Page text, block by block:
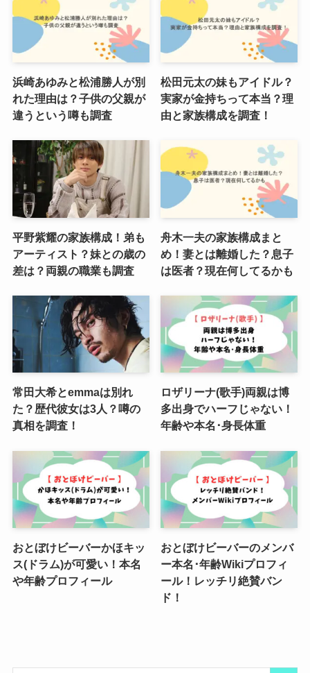
浜崎あゆみと松浦勝人が別
れた理由は？子供の父親が
違うという噂も調査
松田元太の妹もアイドル？
実家が金持ちって本当？理
由と家族構成を調査！
平野紫耀の家族構成！弟も
アーティスト？妹との歳の
差は？両親の職業も調査
舟木一夫の家族構成まと
め！妻とは離婚した？息子
は医者？現在何してるかも
常田大希とemmaは別れ
た？歴代彼女は3人？噂の
真相を調査！
ロザリーナ(歌手)両親は博
多出身でハーフじゃない！
年齢や本名･身長体重
おとぼけビーバーかほキッ
ス(ドラム)が可愛い！本名
や年齢プロフィール
おとぼけビーバーのメンバ
ー本名･年齢Wikiプロフィ
ール！レッチリ絶賛バン
ド！